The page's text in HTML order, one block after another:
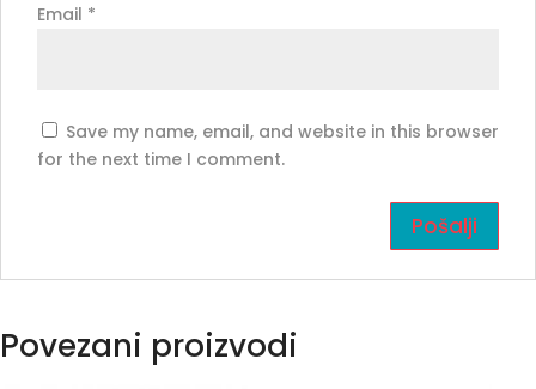
Email *
Save my name, email, and website in this browser
for the next time I comment.
Povezani proizvodi